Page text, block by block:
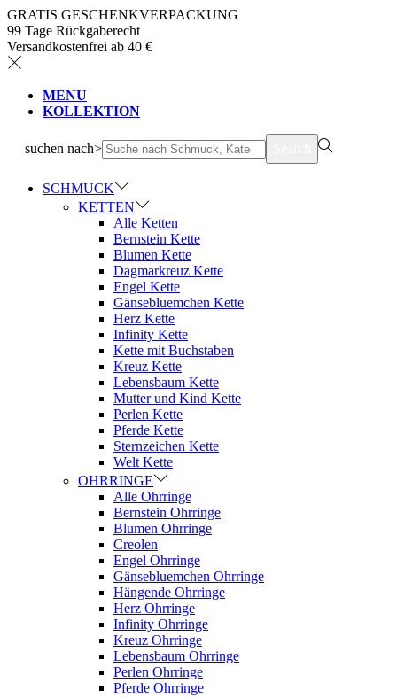
GRATIS GESCHENKVERPACKUNG
99 Tage Rückgaberecht
Versandkostenfrei ab 40 €
MENU
KOLLEKTION
suchen nach>
SCHMUCK
KETTEN
Alle Ketten
Bernstein Kette
Blumen Kette
Dagmarkreuz Kette
Engel Kette
Gänsebluemchen Kette
Herz Kette
Infinity Kette
Kette mit Buchstaben
Kreuz Kette
Lebensbaum Kette
Mutter und Kind Kette
Perlen Kette
Pferde Kette
Sternzeichen Kette
Welt Kette
OHRRINGE
Alle Ohrringe
Bernstein Ohrringe
Blumen Ohrringe
Creolen
Engel Ohrringe
Gänsebluemchen Ohrringe
Hängende Ohrringe
Herz Ohrringe
Infinity Ohrringe
Kreuz Ohrringe
Lebensbaum Ohrringe
Perlen Ohrringe
Pferde Ohrringe